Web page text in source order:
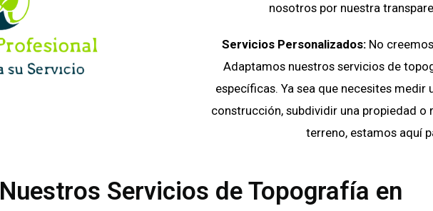
nosotros por nuestra
Servicios Personalizados: No
Adaptamos nuestros servicios de
específicas. Ya sea que necesites
construcción, subdividir una propiedad
terreno, estamos aquí
Nuestros Servicios de Topografía en